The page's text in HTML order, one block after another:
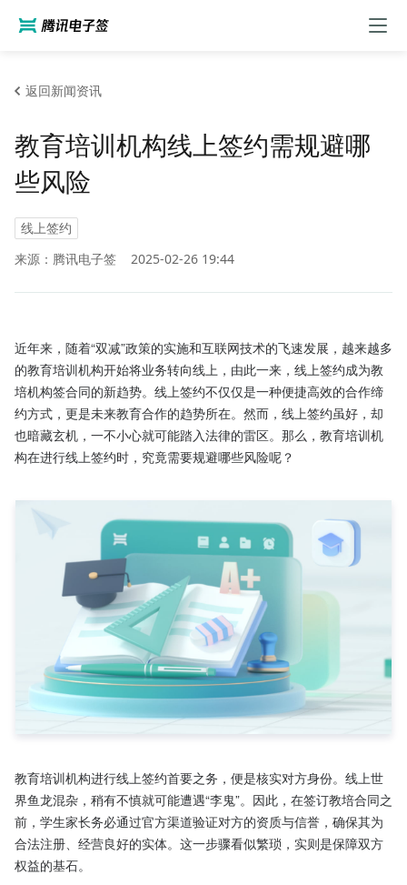
返回新闻资讯
教育培训机构线上签约需规避哪
些风险
线上签约
来源：腾讯电子签
2025-02-26 19:44
近年来，随着“双减”政策的实施和互联网技术的飞速发展，越来越多
的教育培训机构开始将业务转向线上，由此一来，线上签约成为教
培机构签合同的新趋势。线上签约不仅仅是一种便捷高效的合作缔
约方式，更是未来教育合作的趋势所在。然而，线上签约虽好，却
也暗藏玄机，一不小心就可能踏入法律的雷区。那么，教育培训机
构在进行线上签约时，究竟需要规避哪些风险呢？
教育培训机构进行线上签约首要之务，便是核实对方身份。线上世
界鱼龙混杂，稍有不慎就可能遭遇“李鬼”。因此，在签订教培合同之
前，学生家长务必通过官方渠道验证对方的资质与信誉，确保其为
合法注册、经营良好的实体。这一步骤看似繁琐，实则是保障双方
权益的基石。